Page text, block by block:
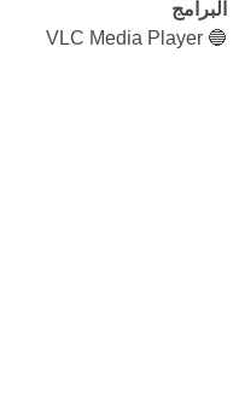
البرامج
🔵 VLC Media Player